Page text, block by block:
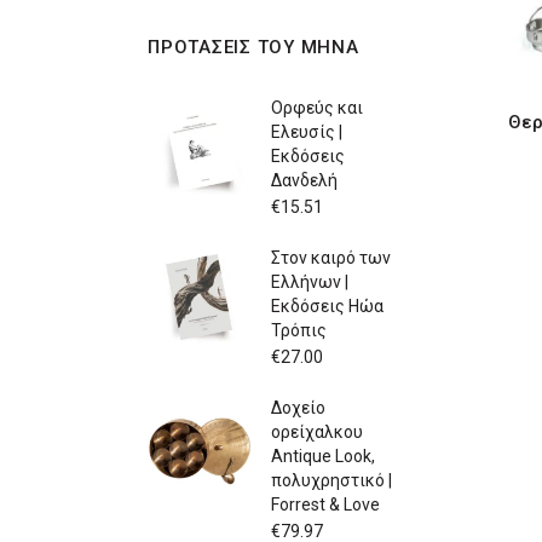
ΠΡΟΤΑΣΕΙΣ ΤΟΥ ΜΗΝΑ
Ορφεύς και
Ελευσίς |
Εκδόσεις
Δανδελή
€15.51
Στον καιρό των
Ελλήνων |
Εκδόσεις Ηώα
Τρόπις
€27.00
Δοχείο
ορείχαλκου
Antique Look,
πολυχρηστικό |
Forrest & Love
€79.97